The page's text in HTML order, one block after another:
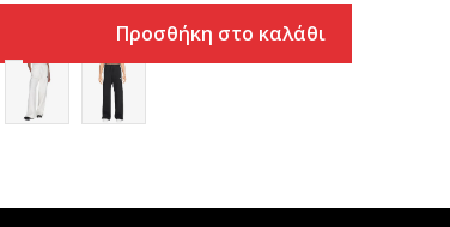
Προσθήκη στο καλάθι